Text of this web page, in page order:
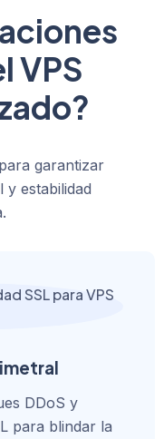
VPS
garantizar
estabilidad
DDoS y
para blindar la